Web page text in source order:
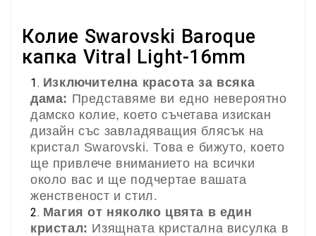
Колие Swarovski Baroque
капка Vitral Light-16mm
Изключителна красота за всяка
дама: Представяме ви едно невероятно
дамско колие, което съчетава изискан
дизайн със завладяващия блясък на
кристал Swarovski. Това е бижуто, което
ще привлече вниманието на всички
около вас и ще подчертае вашата
женственост и стил.
Магия от няколко цвята в един
кристал: Изящната кристална висулка в